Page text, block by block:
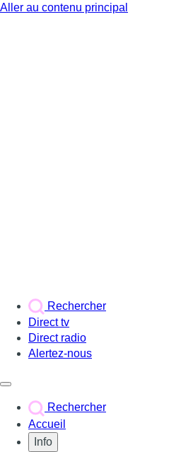
Aller au contenu principal
Rechercher
Direct tv
Direct radio
Alertez-nous
Rechercher
Accueil
Info